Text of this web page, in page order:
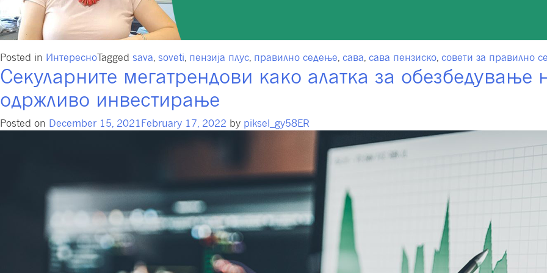
Posted in ИнтересноTagged sava, soveti, пензија плус, правилно седење, сава, сава пензиско, совети за правилно
Секуларните мегатрендови како алатка за обезбедување
одржливо инвестирање
Posted on December 15, 2021February 17, 2022 by piksel_gy58ER